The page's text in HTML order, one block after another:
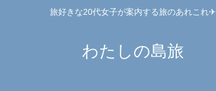
旅好きな20代女子が案内する旅のあれこれ✈︎
わたしの島旅